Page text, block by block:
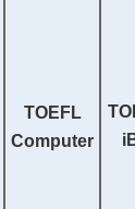
TOEFL
Computer